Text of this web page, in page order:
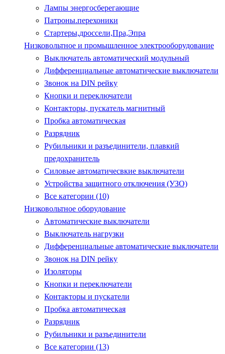
Лампы энергосберегающие
Патроны.перехоники
Стартеры,дроссели,Пра,Эпра
Низковольтное и промышленное электрооборудование
Выключатель автоматический модульный
Дифференциальные автоматические выключатели
Звонок на DIN рейку
Кнопки и переключатели
Контакторы, пускатель магнитный
Пробка автоматическая
Разрядник
Рубильники и разъединители, плавкий
предохранитель
Силовые автоматичесвкие выключатели
Устройства защитного отключения (УЗО)
Все категории (10)
Низковольтное оборудование
Автоматические выключатели
Выключатель нагрузки
Дифференциальные автоматические выключатели
Звонок на DIN рейку
Изоляторы
Кнопки и переключатели
Контакторы и пускатели
Пробка автоматическая
Разрядник
Рубильники и разъединители
Все категории (13)